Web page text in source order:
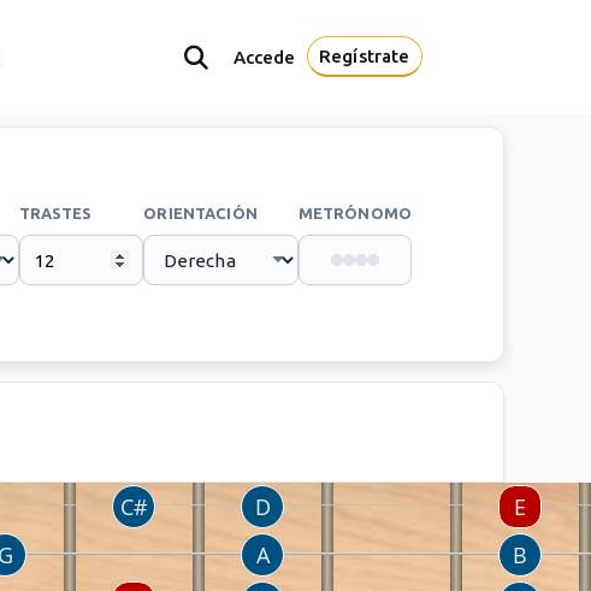
Accede Regístrate
TRASTES ORIENTACIÓN METRÓNOMO